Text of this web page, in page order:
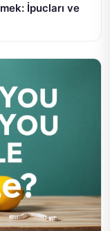
İpucları ve